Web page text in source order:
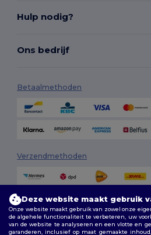
Hulp nodig?
Ons bedrijf
Betaalmethoden
Verzendmethoden
Deze website maakt gebruik
Onze website maakt gebruik van zowel onze
de algehele functionaliteit te verbeteren, uw
van de website te analyseren en een vlotte en
garanderen, inclusief op maat gemaakte